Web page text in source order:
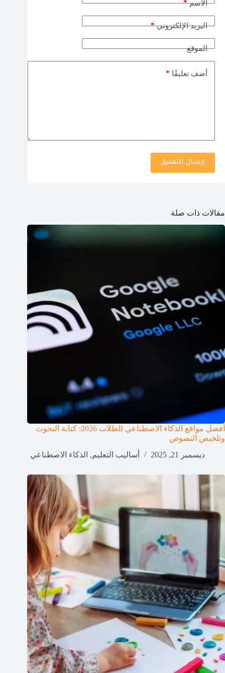
الاسم*
البريد الإلكتروني*
الموقع
أضف تعليقًا *
إرسال التعليق
مقالات ذات صلة
أفضل مواقع الذكاء الاصطناعي للطلاب 2026: كتابة البحوث
وتلخيص النصوص
ديسمبر 21, 2025
أساليب التعليم, الذكاء الاصطناعي